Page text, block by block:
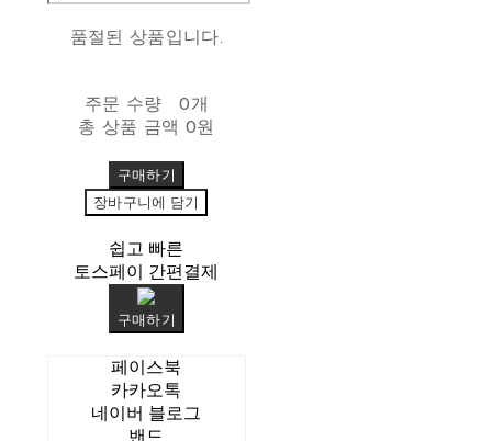
품절된 상품입니다.
주문 수량
0개
총 상품 금액 0원
구매하기
장바구니에 담기
쉽고 빠른
토스페이 간편결제
구매하기
페이스북
카카오톡
네이버 블로그
밴드